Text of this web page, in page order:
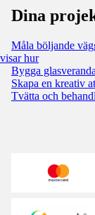
Dina
Måla böljande
visar hur
Bygga
Skapa en kreativ
Tvätta och